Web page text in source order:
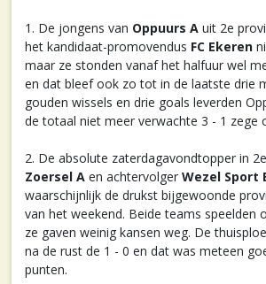
1. De jongens van Oppuurs A uit 2e
het kandidaat-promovendus FC Ekeren
maar ze stonden vanaf het halfuur wel
en dat bleef ook zo tot in de laatste drie
gouden wissels en drie goals leverden
de totaal niet meer verwachte 3 - 1 zege
2. De absolute zaterdagavondtopper in
Zoersel A en achtervolger Wezel Sport
waarschijnlijk de drukst bijgewoonde
van het weekend. Beide teams speelden
ze gaven weinig kansen weg. De
na de rust de 1 - 0 en dat was meteen
punten.